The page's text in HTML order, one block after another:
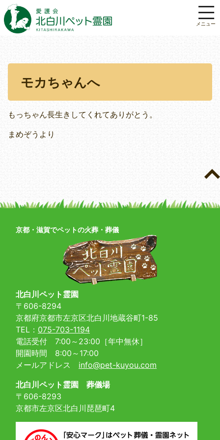
モカちゃんへ
もっちゃん長生きしてくれてありがとう。
まめぞうより
京都・滋賀でペットの火葬・葬儀
北白川ペット霊園
〒606-8294
京都府京都市左京区北白川地蔵谷町1-85
TEL： 075-703-1194
電話受付 7:00～23:00［年中無休］
開園時間 8:00～17:00
メールアドレス info@pet-kuyou.com
北白川ペット霊園 葬儀場
〒606-8293
京都市左京区北白川琵琶町4